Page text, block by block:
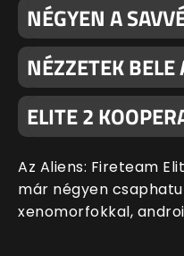
NÉGYEN A
NÉZZETEK
ELITE 2
Az Aliens: Fireteam
már négyen
xenomorfokkal,